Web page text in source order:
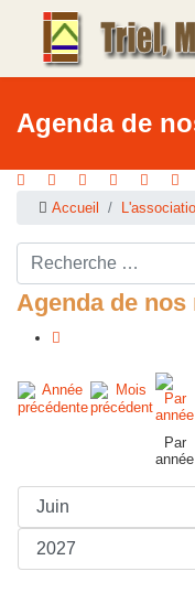
Agenda de
Accueil
Rechercher ...
Agenda de
Par
année